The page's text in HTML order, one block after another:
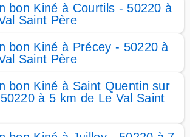
bon Kiné à Courtils - 50220 à
Saint Père
bon Kiné à Précey - 50220 à
Saint Père
bon Kiné à Saint Quentin sur
à 5 km de Le Val Saint